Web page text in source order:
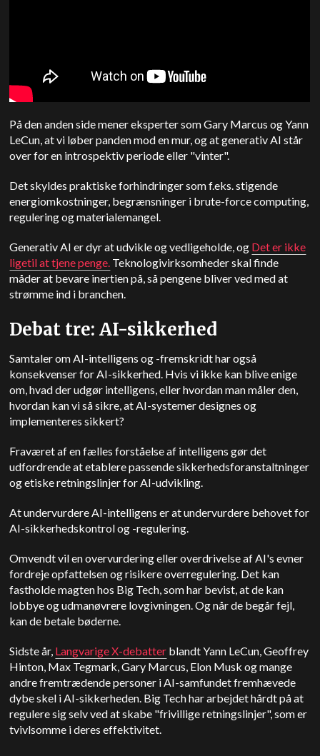
På den anden side mener eksperter som Gary Marcus og Yann
LeCun, at vi løber panden mod en mur, og at generativ AI står
over for en introspektiv periode eller "vinter".
Det skyldes praktiske forhindringer som f.eks. stigende
energiomkostninger, begrænsninger i brute-force computing,
regulering og materialemangel.
Generativ AI er dyr at udvikle og vedligeholde, og Det er ikke
ligetil at tjene penge. Teknologivirksomheder skal finde
måder at bevare inertien på, så pengene bliver ved med at
strømme ind i branchen.
Debat tre: AI-sikkerhed
Samtaler om AI-intelligens og -fremskridt har også
konsekvenser for AI-sikkerhed. Hvis vi ikke kan blive enige
om, hvad der udgør intelligens, eller hvordan man måler den,
hvordan kan vi så sikre, at AI-systemer designes og
implementeres sikkert?
Fraværet af en fælles forståelse af intelligens gør det
udfordrende at etablere passende sikkerhedsforanstaltninger
og etiske retningslinjer for AI-udvikling.
At undervurdere AI-intelligens er at undervurdere behovet for
AI-sikkerhedskontrol og -regulering.
Omvendt vil en overvurdering eller overdrivelse af AI's evner
fordreje opfattelsen og risikere overregulering. Det kan
fastholde magten hos Big Tech, som har bevist, at de kan
lobbye og udmanøvrere lovgivningen. Og når de begår fejl,
kan de betale bøderne.
Sidste år, Langvarige X-debatter blandt Yann LeCun, Geoffrey
Hinton, Max Tegmark, Gary Marcus, Elon Musk og mange
andre fremtrædende personer i AI-samfundet fremhævede
dybe skel i AI-sikkerheden. Big Tech har arbejdet hårdt på at
regulere sig selv ved at skabe "frivillige retningslinjer", som er
tvivlsomme i deres effektivitet.